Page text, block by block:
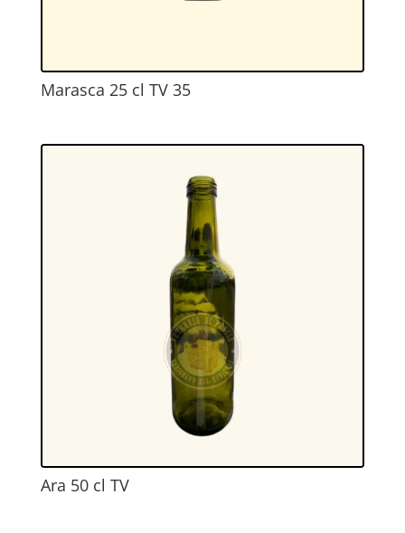
Marasca 25 cl TV 35
Ara 50 cl TV